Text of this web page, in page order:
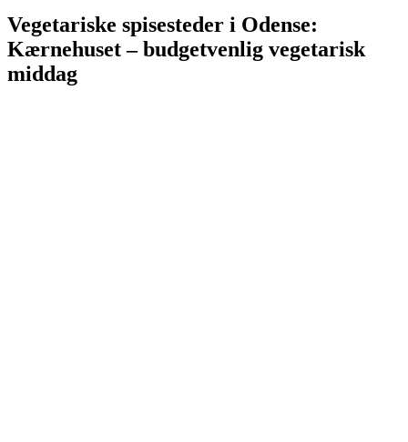
Vegetariske spisesteder i Odense:
Kærnehuset – budgetvenlig vegetarisk
middag